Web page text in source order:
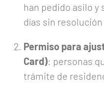
han pedido asilo y
días sin
Permiso para
Card): personas
trámite de